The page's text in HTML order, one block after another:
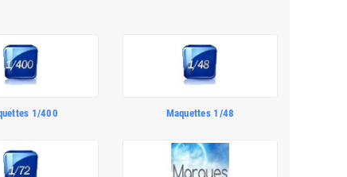
1/400 Maquettes 1/48